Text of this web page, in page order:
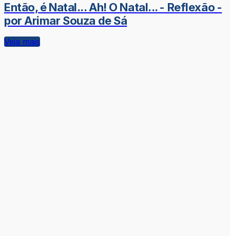
Então, é Natal... Ah! O Natal... - Reflexão -
por Arimar Souza de Sá
Veja mais